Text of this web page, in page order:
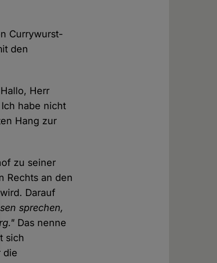
Currywurst-
den
Herr
habe nicht
Hang zur
zu seiner
Rechts an den
Darauf
sprechen,
Das nenne
sich
die